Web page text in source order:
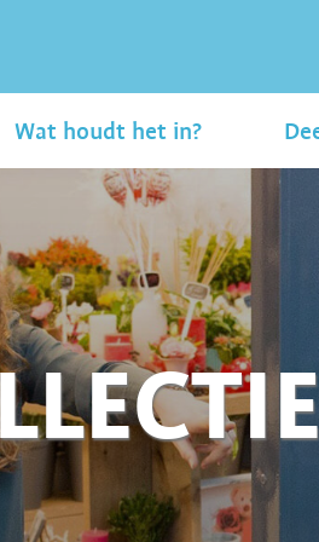
Wat houdt het in?